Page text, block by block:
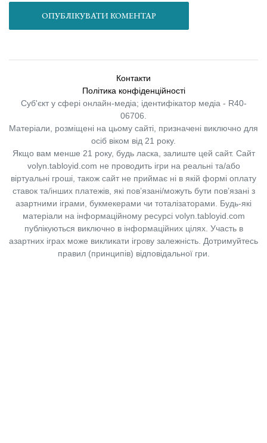
ОПУБЛІКУВАТИ КОМЕНТАР
Контакти
Політика конфіденційності
Суб'єкт у сфері онлайн-медіа; ідентифікатор медіа - R40-
06706.
Матеріали, розміщені на цьому сайті, призначені виключно для
осіб віком від 21 року.
Якщо вам менше 21 року, будь ласка, залиште цей сайт. Сайт
volyn.tabloyid.com не проводить ігри на реальні та/або
віртуальні гроші, також сайт не приймає ні в якій формі оплату
ставок та/інших платежів, які пов’язані/можуть бути пов’язані з
азартними іграми, букмекерами чи тоталізаторами. Будь-які
матеріали на інформаційному ресурсі volyn.tabloyid.com
публікуються виключно в інформаційних цілях. Участь в
азартних іграх може викликати ігрову залежність. Дотримуйтесь
правил (принципів) відповідальної гри.